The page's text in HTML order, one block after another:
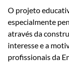
O projeto
especialmente
através da
interesse e a
profissionais da